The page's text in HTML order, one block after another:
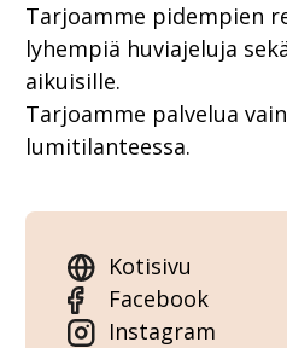
Tarjoamme pidempien
lyhempiä huviajeluja
aikuisille.
Tarjoamme palvelua
lumitilanteessa.
Kotisivu
Facebook
Instagram